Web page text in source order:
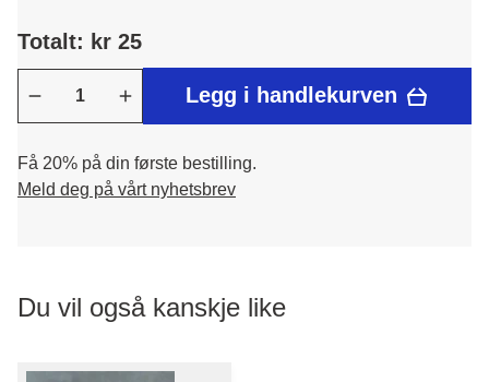
Totalt: kr 25
Legg i handlekurven
Få 20% på din første bestilling.
Meld deg på vårt nyhetsbrev
Du vil også kanskje like